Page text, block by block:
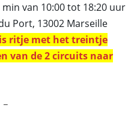
van 10:00 tot 18:20 uur
Port, 13002 Marseille
ritje met het treintje
van de 2 circuits naar